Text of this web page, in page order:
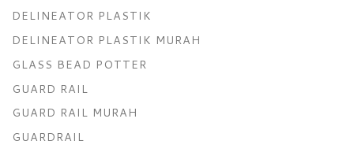
DELINEATOR PLASTIK
DELINEATOR PLASTIK MURAH
GLASS BEAD POTTER
GUARD RAIL
GUARD RAIL MURAH
GUARDRAIL